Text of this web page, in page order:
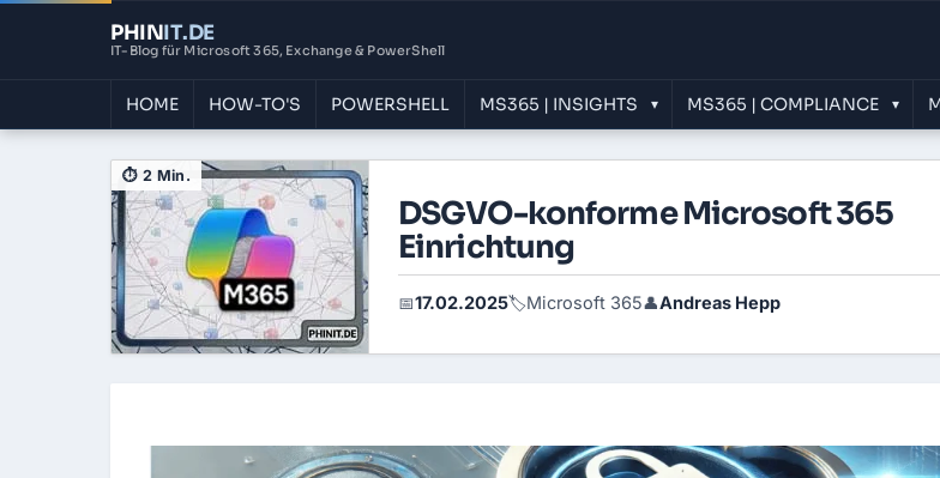
PHINIT.DE
IT-Blog für Microsoft 365, Exchange & PowerShell
HOME HOW-TO'S POWERSHELL MS365 | INSIGHTS ▾ MS365 | COMPLIANCE ▾
⏱ 2 Min.
DSGVO-konforme Microsoft 365
Einrichtung
📅17.02.2025🏷️Microsoft 365👤Andreas Hepp